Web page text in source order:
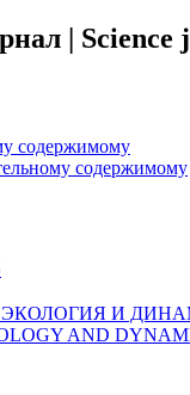
| Science
содержимому
содержимому